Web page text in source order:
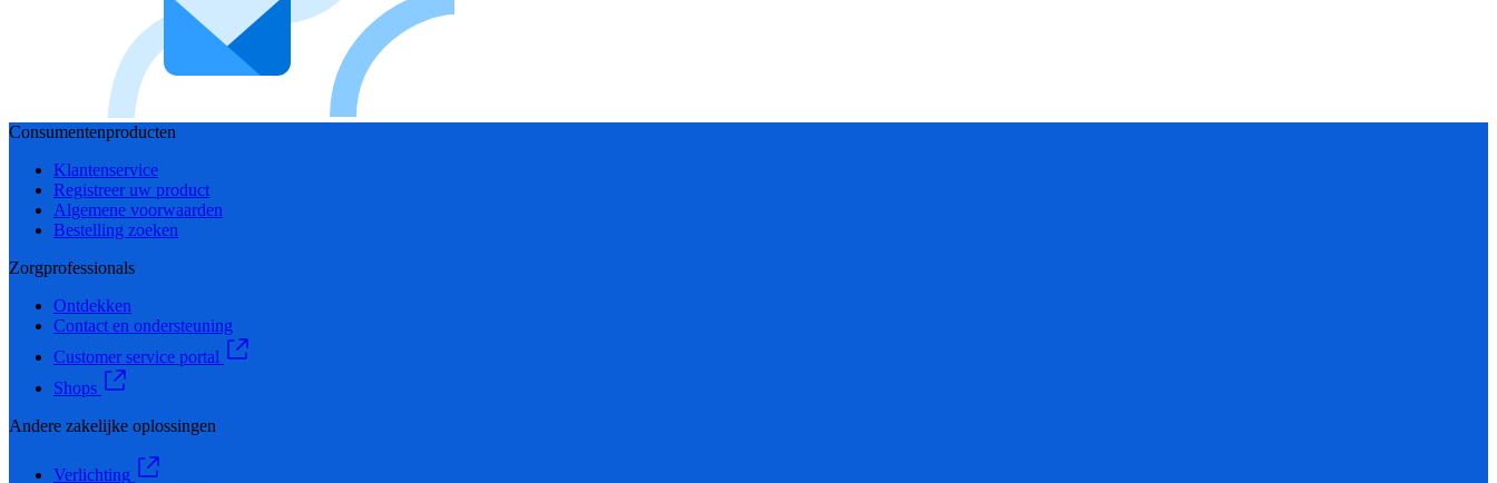
Consumentenproducten
Klantenservice
Registreer uw product
Algemene voorwaarden
Bestelling zoeken
Zorgprofessionals
Ontdekken
Contact en ondersteuning
Customer service portal
Shops
Andere zakelijke oplossingen
Verlichting